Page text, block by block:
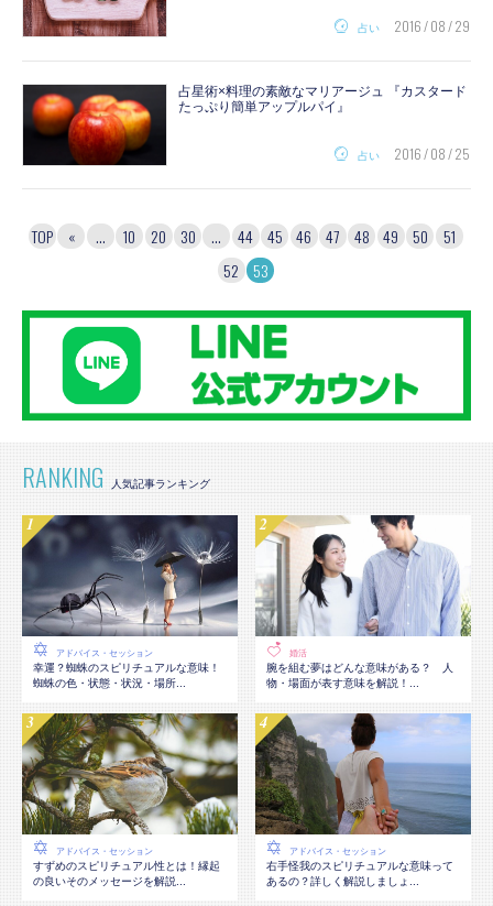
占い 2016 / 08 / 29
占星術×料理の素敵なマリアージュ 『カスタード
たっぷり簡単アップルパイ』
占い 2016 / 08 / 25
TOP « ... 10 20 30 ... 44 45 46 47 48 49 50
51
52
53
RANKING
アドバイス・セッション
幸運？蜘蛛のスピリチュアルな意味！
蜘蛛の色・状態・状況・場所...
婚活
腕を組む夢はどんな意味がある？ 人
物・場面が表す意味を解説！...
アドバイス・セッション
すずめのスピリチュアル性とは！縁起
の良いそのメッセージを解説...
アドバイス・セッション
右手怪我のスピリチュアルな意味って
あるの？詳しく解説しましょ...